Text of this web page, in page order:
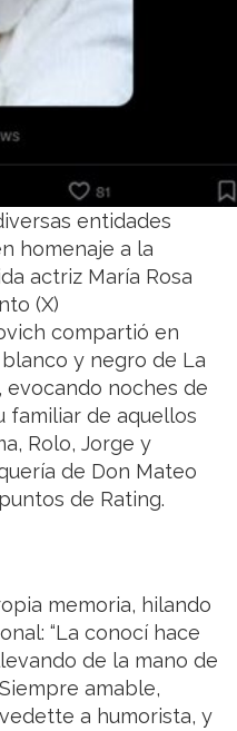
entidades
homenaje a la
actriz María Rosa
(X)
compartió en
y negro de La
evocando noches de
familiar de aquellos
Rolo, Jorge y
de Don Mateo
de Rating.
memoria, hilando
“La conocí hace
de la mano de
amable,
a humorista, y